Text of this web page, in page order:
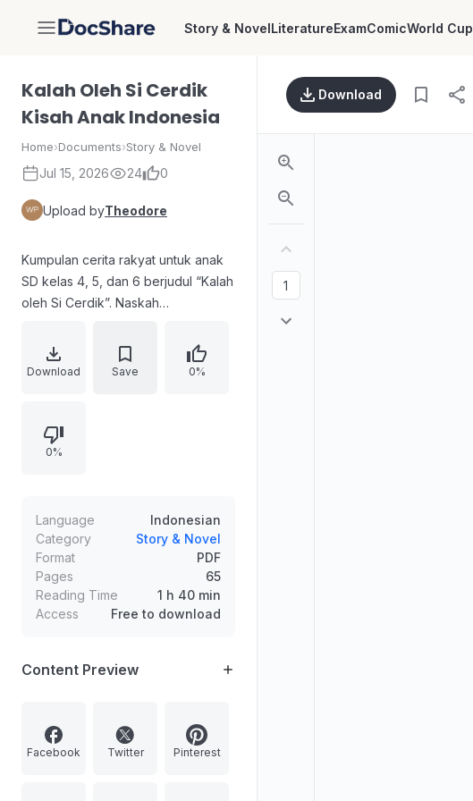
DocShare Story & NovelLiteratureExamComicWorld Cup
Kalah Oleh Si Cerdik
Kisah Anak Indonesia
Home›Documents›Story & Novel
Jul 15, 2026 24 0
Upload byTheodore
Kumpulan cerita rakyat untuk anak
SD kelas 4, 5, dan 6 berjudul “Kalah
oleh Si Cerdik”. Naskah
hikmah melalui bahasa serta unsur
imajinatif, disertai pengantar
kemahiran berbahasa Indonesia,
dan pengenalan kebinekaan
penyuntingan.
Download Save 0%
0%
Language
Indonesian
Category
Story & Novel
Format
PDF
Pages
65
Reading Time
1 h 40 min
Access
Free to download
Content Preview
Facebook Twitter Pinterest
Download